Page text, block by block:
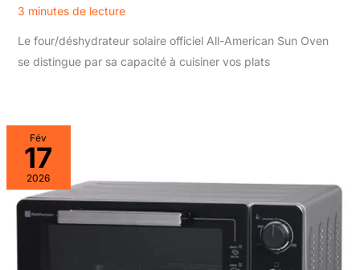
3 minutes de lecture
Le four/déshydrateur solaire officiel All-American Sun Oven
se distingue par sa capacité à cuisiner vos plats
Fév
17
2026